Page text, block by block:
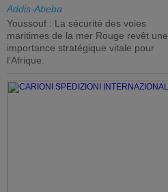
Addis-Abeba
Youssouf : La sécurité des voies
maritimes de la mer Rouge revêt une
importance stratégique vitale pour
l'Afrique.